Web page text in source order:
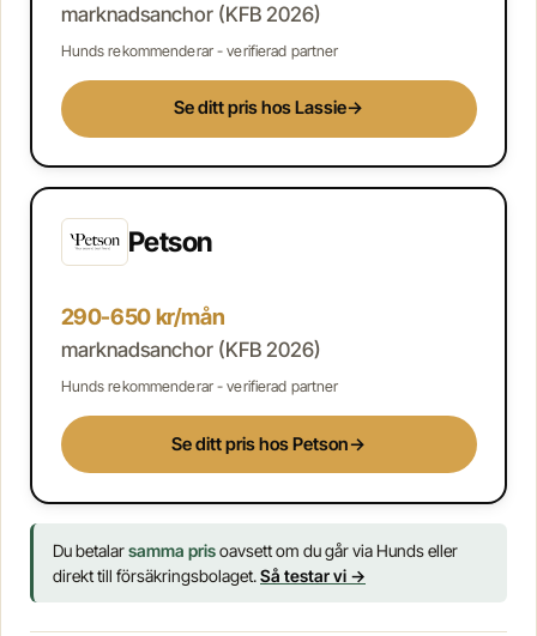
marknadsanchor (KFB 2026)
Hunds rekommenderar - verifierad partner
Se ditt pris hos Lassie→
Petson
290-650 kr/mån
marknadsanchor (KFB 2026)
Hunds rekommenderar - verifierad partner
Se ditt pris hos Petson→
Du betalarsamma prisoavsett om du går via Hunds eller
direkt till försäkringsbolaget.Så testar vi →